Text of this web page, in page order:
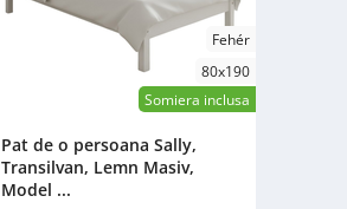
Fehér
80x190
Somiera inclusa
Pat de o persoana Sally,
Transilvan, Lemn Masiv,
Model ...